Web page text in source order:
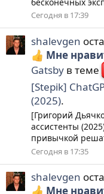
Сегодня в 17:39
shalevgen
Мне
Gatsby в теме
[Stepik]
(2025).
[Григорий
ассистенты
привычкой
Сегодня в 17:35
shalevgen
Мне